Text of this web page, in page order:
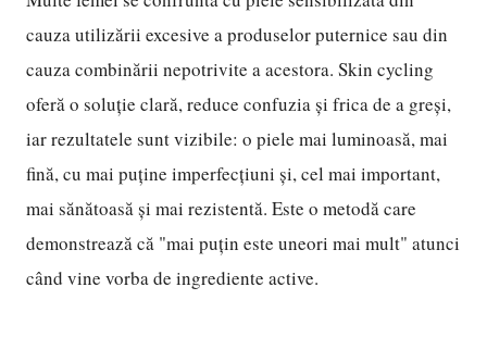
cauza utilizării excesive a produselor puternice sau din
cauza combinării nepotrivite a acestora. Skin cycling
oferă o soluție clară, reduce confuzia și frica de a greși,
iar rezultatele sunt vizibile: o piele mai luminoasă, mai
fină, cu mai puține imperfecțiuni și, cel mai important,
mai sănătoasă și mai rezistentă. Este o metodă care
demonstrează că "mai puțin este uneori mai mult" atunci
când vine vorba de ingrediente active.